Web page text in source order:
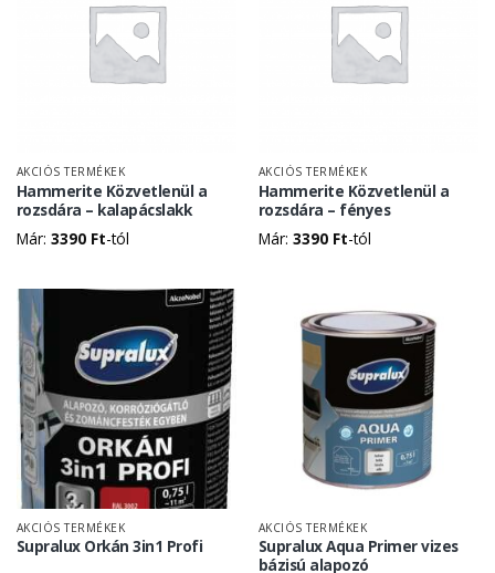
AKCIÓS TERMÉKEK
Hammerite Közvetlenül a
rozsdára – kalapácslakk
Már: 3390 Ft-tól
AKCIÓS TERMÉKEK
Hammerite Közvetlenül a
rozsdára – fényes
Már: 3390 Ft-tól
AKCIÓS TERMÉKEK
Supralux Orkán 3in1 Profi
AKCIÓS TERMÉKEK
Supralux Aqua Primer vizes
bázisú alapozó